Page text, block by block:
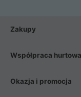
Zakupy
Współpraca
Okazja i promocja